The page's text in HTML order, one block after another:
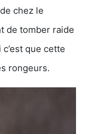
chez le
de tomber raide
que cette
rongeurs.